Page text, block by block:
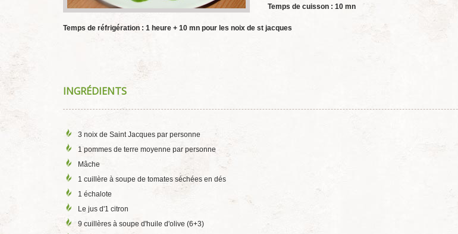
Temps de cuisson : 10 mn
Temps de réfrigération : 1 heure + 10 mn pour les noix de st jacques
INGRÉDIENTS
3 noix de Saint Jacques par personne
1 pommes de terre moyenne par personne
Mâche
1 cuillère à soupe de tomates séchées en dés
1 échalote
Le jus d'1 citron
9 cuillères à soupe d'huile d'olive (6+3)